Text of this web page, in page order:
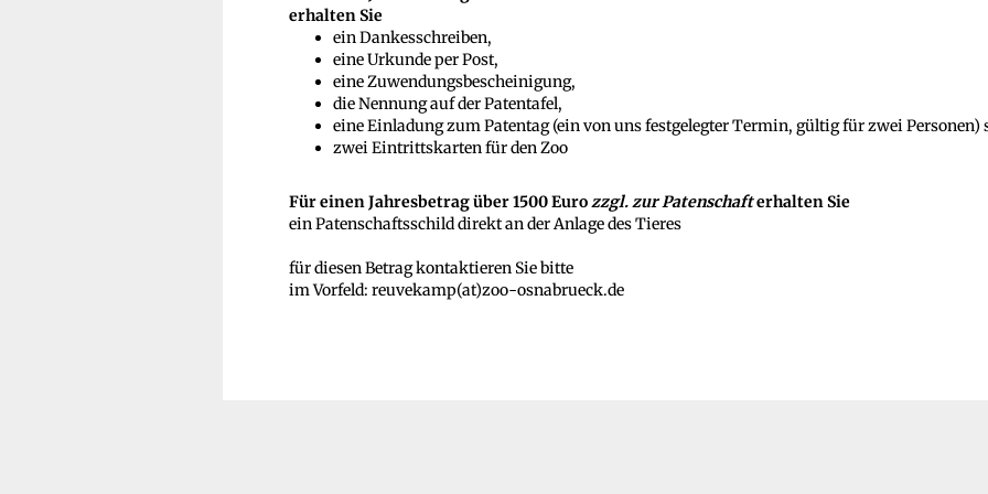
erhalten Sie
ein Dankesschreiben,
eine Urkunde per Post,
eine Zuwendungsbescheinigung,
die Nennung auf der Patentafel,
eine Einladung zum Patentag (ein von uns festgelegter Termin, gültig für zwei Personen)
zwei Eintrittskarten für den Zoo
Für einen Jahresbetrag über 1500 Eurozzgl. zur Patenschafterhalten Sie
ein Patenschaftsschild direkt an der Anlage des Tieres
für diesen Betrag kontaktieren Sie bitte
im Vorfeld: reuvekamp(at)zoo-osnabrueck.de